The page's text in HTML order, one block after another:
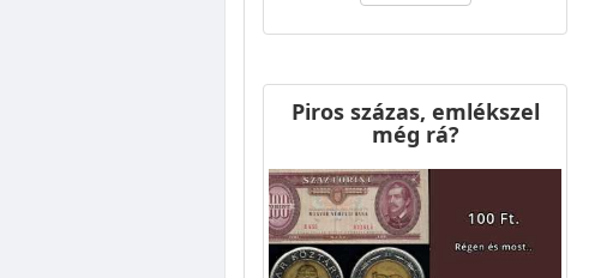
Piros százas, emlékszel
még rá?